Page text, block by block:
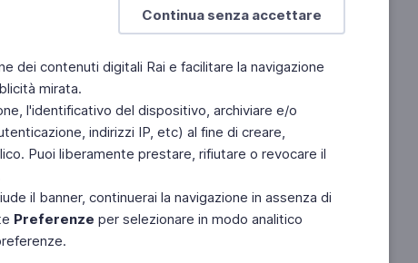
Continua senza accettare
dei contenuti digitali Rai e facilitare la navigazione
mirata.
l'identificativo del dispositivo, archiviare e/o
indirizzi IP, etc) al fine di creare,
Puoi liberamente prestare, rifiutare o revocare il
il banner, continuerai la navigazione in assenza di
Preferenze per selezionare in modo analitico